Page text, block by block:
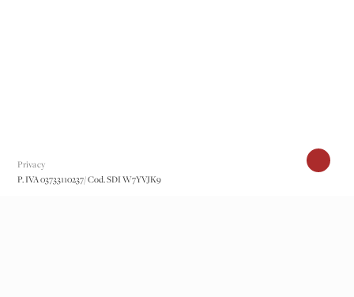
Privacy
P. IVA 03733110237/ Cod. SDI W7YVJK9